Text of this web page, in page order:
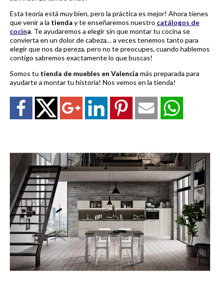
Esta teoría está muy bien, pero la práctica es mejor! Ahora tienes
que venir a la tienda y te enseñaremos nuestro catálogos de
cocina. Te ayudaremos a elegir sin que montar tu cocina se
convierta en un dolor de cabeza… a veces tenemos tanto para
elegir que nos da pereza, pero no te preocupes, cuando hablemos
contigo sabremos exactamente lo que buscas!
Somos tu tienda de muebles en Valencia más preparada para
ayudarte a montar tu historia! Nos vemos en la tienda!